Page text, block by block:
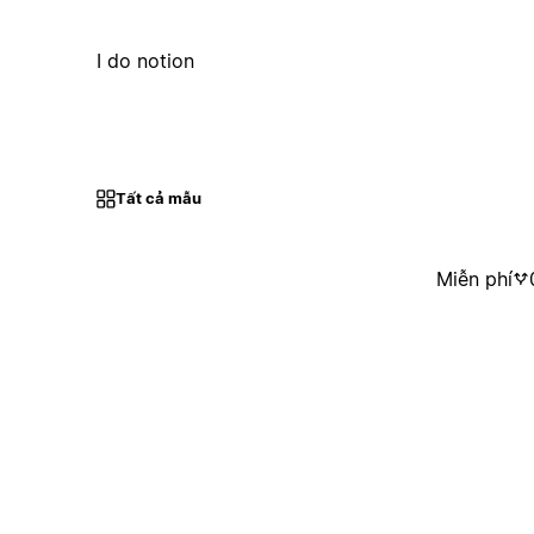
I do notion
Tất cả mẫu
Miễn phí